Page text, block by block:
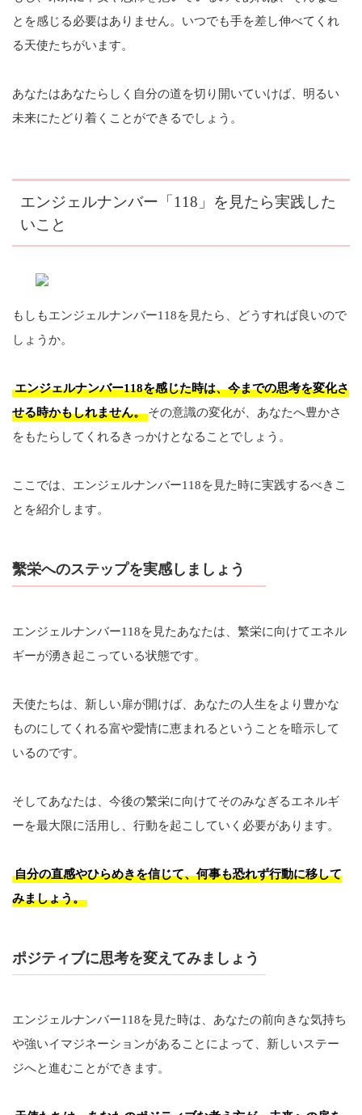
とを感じる必要はありません。いつでも手を差し伸べてくれ
る天使たちがいます。
あなたはあなたらしく自分の道を切り開いていけば、明るい
未来にたどり着くことができるでしょう。
エンジェルナンバー「118」を見たら実践した
いこと
もしもエンジェルナンバー118を見たら、どうすれば良いので
しょうか。
エンジェルナンバー118を感じた時は、今までの思考を変化さ
せる時かもしれません。 その意識の変化が、あなたへ豊かさ
をもたらしてくれるきっかけとなることでしょう。
ここでは、エンジェルナンバー118を見た時に実践するべきこ
とを紹介します。
繫栄へのステップを実感しましょう
エンジェルナンバー118を見たあなたは、繁栄に向けてエネル
ギーが湧き起こっている状態です。
天使たちは、新しい扉が開けば、あなたの人生をより豊かな
ものにしてくれる富や愛情に恵まれるということを暗示して
いるのです。
そしてあなたは、今後の繁栄に向けてそのみなぎるエネルギ
ーを最大限に活用し、行動を起こしていく必要があります。
自分の直感やひらめきを信じて、何事も恐れず行動に移して
みましょう。
ポジティブに思考を変えてみましょう
エンジェルナンバー118を見た時は、あなたの前向きな気持ち
や強いイマジネーションがあることによって、新しいステー
ジへと進むことができます。